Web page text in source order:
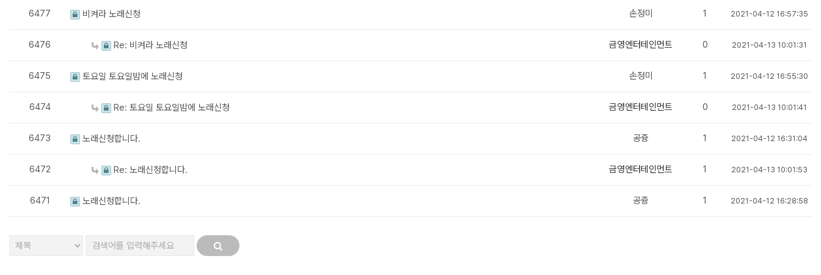
6477 비켜라 노래신청 손정미 1 2021-04-12 16:57:35
6476 Re: 비켜라 노래신청 금영엔터테인먼트 0 2021-04-13 10:01:31
6475 토요일 토요일밤에 노래신청 손정미 1 2021-04-12 16:55:30
6474 Re: 토요일 토요일밤에 노래신청 금영엔터테인먼트 0 2021-04-13 10:01:41
6473 노래신청합니다. 공즁 1 2021-04-12 16:31:04
6472 Re: 노래신청합니다. 금영엔터테인먼트 1 2021-04-13 10:01:53
6471 노래신청합니다. 공즁 1 2021-04-12 16:28:58